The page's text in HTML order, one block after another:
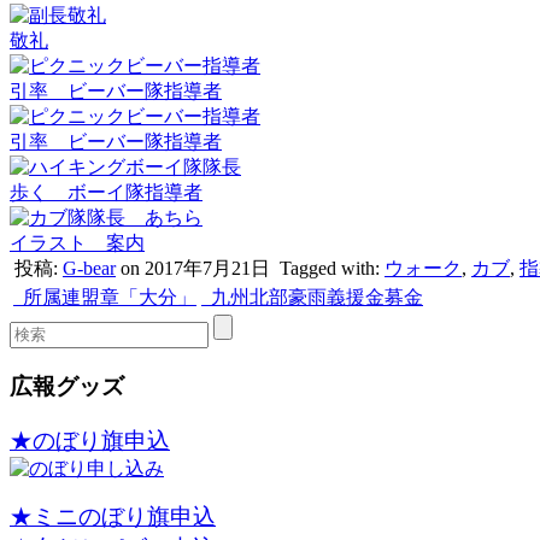
敬礼
引率 ビーバー隊指導者
引率 ビーバー隊指導者
歩く ボーイ隊指導者
イラスト 案内
投稿: G-bearon 2017年7月21日 Tagged with: ウォーク, カブ,
所属連盟章「大分」
九州北部豪雨義援金募金
広報グッズ
★のぼり旗申込
★ミニのぼり旗申込